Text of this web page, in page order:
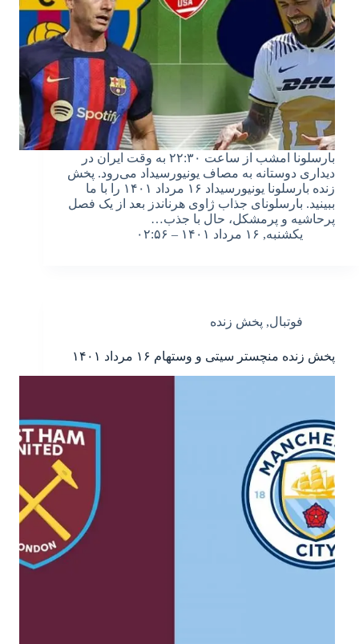
بارسلونا امشب از ساعت ۲۲:۳۰ به وقت ایران در
دیداری دوستانه به مصاف یونیورسیداد می‌رود. پخش
زنده بارسلونا یونیورسیداد ۱۶ مرداد ۱۴۰۱ را با ما
ببینید. بارسلونای جذاب ژاوی هرناندز بعد از یک فصل
پرحاشیه و پرمشکل، حال با جذب…
یکشنبه, ۱۶ مرداد ۱۴۰۱ – ۰۲:۵۶
فوتبال, پخش زنده
پخش زنده منچستر سیتی و وستهام ۱۶ مرداد ۱۴۰۱